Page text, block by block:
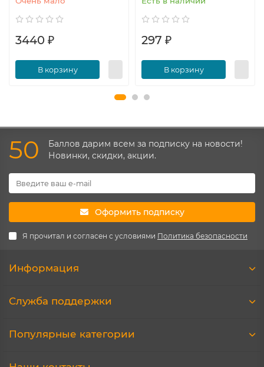
3440 ₽
В корзину
297 ₽
В корзину
50
Баллов дарим всем за подписку на новости!
Новинки, скидки, акции.
Оформить подписку
Я прочитал и согласен с условиями Политика безопасности
Информация
Служба поддержки
Популярные категории